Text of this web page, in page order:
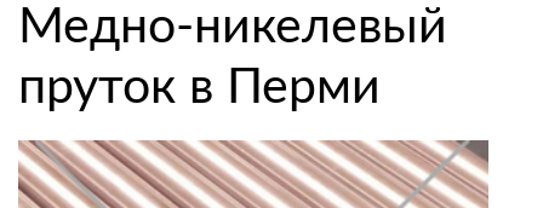
Медно-никелевый
пруток в Перми